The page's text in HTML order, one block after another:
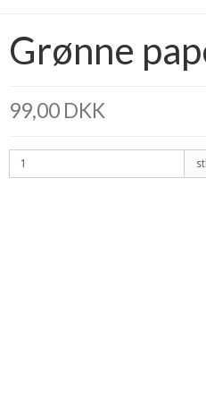
Grønne
99,00 DKK